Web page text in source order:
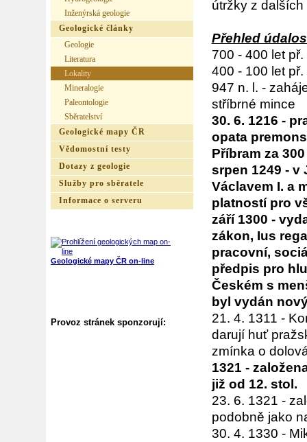
útržky z
Přehled
700 - 400 let
400 - 100 let
947 n. l. -
stříbrné mince
30. 6. 1216 -
opata
Příbram za
srpen 1249 - v
Václavem I. a
platností pro
září 1300 -
zákon, Ius
pracovní,
předpis pro
Českém s
byl vydán
21. 4. 1311 -
darují huť
zmínka o
1321 -
již od 12. stol.
23. 6. 1321 -
podobně jako
30. 4. 1330 -
Inženýrská geologie
Geologické články
Geologie
Literatura
Lokality
Mineralogie
Paleontologie
Sběratelství
Geologické mapy ČR
Vědomostní testy
Dotazy z geologie
Služby pro sběratele
Informace o serveru
Geologické mapy ČR on-line
Provoz stránek sponzorují: